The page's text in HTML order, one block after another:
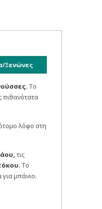
Ξενώνες
Το
πιθανότατα
λόφο στη
τις
Το
για μπάνιο.